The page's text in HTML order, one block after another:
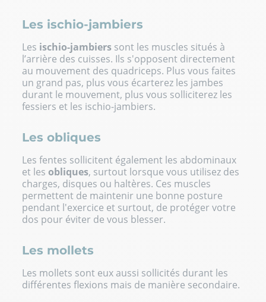
Les ischio-jambiers
Les ischio-jambiers sont les muscles situés à
l’arrière des cuisses. Ils s'opposent directement
au mouvement des quadriceps. Plus vous faites
un grand pas, plus vous écarterez les jambes
durant le mouvement, plus vous solliciterez les
fessiers et les ischio-jambiers.
Les obliques
Les fentes sollicitent également les abdominaux
et lesobliques, surtout lorsque vous utilisez des
charges, disques ou haltères. Ces muscles
permettent de maintenir une bonne posture
pendant l'exercice et surtout, de protéger votre
dos pour éviter de vous blesser.
Les mollets
Les mollets sont eux aussi sollicités durant les
différentes flexions mais de manière secondaire.